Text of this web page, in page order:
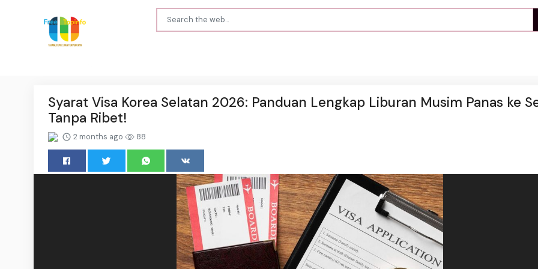
Syarat Visa Korea Selatan 2026: Panduan Lengkap Liburan Musim Panas ke
Tanpa Ribet!
2 months ago 88